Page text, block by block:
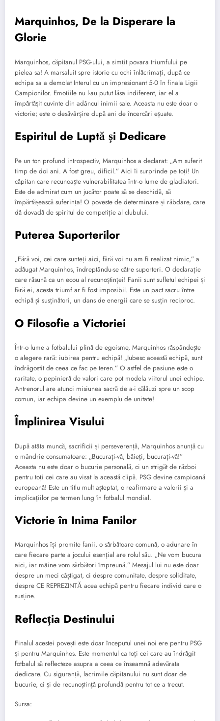
Marquinhos, De la Disperare la
Glorie
Marquinhos, căpitanul PSG-ului, a simțit povara triumfului pe
pielea sa! A marsaluit spre istorie cu ochi înlăcrimați, după ce
echipa sa a demolat Interul cu un impresionant 5-0 în finala Ligii
Campionilor. Emoțiile nu l-au putut lăsa indiferent, iar el a
împărtășit cuvinte din adâncul inimii sale. Aceasta nu este doar o
victorie; este o desăvârșire după ani de încercări eșuate.
Espiritul de Luptă și Dedicare
Pe un ton profund introspectiv, Marquinhos a declarat: „Am suferit
timp de doi ani. A fost greu, dificil.” Aici îi surprinde pe toți! Un
căpitan care recunoaște vulnerabilitatea într-o lume de gladiatori.
Este de admirat cum un jucător poate să se deschidă, să
împărtășească suferința! O poveste de determinare și răbdare, care
dă dovadă de spiritul de competiție al clubului.
Puterea Suporterilor
„Fără voi, cei care sunteți aici, fără voi nu am fi realizat nimic,” a
adăugat Marquinhos, îndreptându-se către suporteri. O declarație
care răsună ca un ecou al recunoștinței! Fanii sunt sufletul echipei și
fără ei, acesta triumf ar fi fost imposibil. Este un pact sacru între
echipă și susținători, un dans de energii care se susțin reciproc.
O Filosofie a Victoriei
Într-o lume a fotbalului plină de egoisme, Marquinhos răspândește
o alegere rară: iubirea pentru echipă! „Iubesc această echipă, sunt
îndrăgostit de ceea ce fac pe teren.” O astfel de pasiune este o
raritate, o pepinieră de valori care pot modela viitorul unei echipe.
Antrenorul are atunci misiunea sacră de a-i călăuzi spre un scop
comun, iar echipa devine un exemplu de unitate!
Împlinirea Visului
După atâta muncă, sacrificii și perseverență, Marquinhos anunță cu
o mândrie consumatoare: „Bucurați-vă, băieți, bucurați-vă!”
Aceasta nu este doar o bucurie personală, ci un strigăt de război
pentru toți cei care au visat la această clipă. PSG devine campioană
europeană! Este un titlu mult așteptat, o reafirmare a valorii și a
implicațiilor pe termen lung în fotbalul mondial.
Victorie în Inima Fanilor
Marquinhos își promite fanii, o sărbătoare comună, o adunare în
care fiecare parte a jocului esențial are rolul său. „Ne vom bucura
aici, iar mâine vom sărbători împreună.” Mesajul lui nu este doar
despre un meci câștigat, ci despre comunitate, despre soliditate,
despre CE REPREZINTĂ acea echipă pentru fiecare individ care o
susține.
Reflecția Destinului
Finalul acestei povești este doar începutul unei noi ere pentru PSG
și pentru Marquinhos. Este momentul ca toți cei care au îndrăgit
fotbalul să reflecteze asupra a ceea ce înseamnă adevărata
dedicare. Cu siguranță, lacrimile căpitanului nu sunt doar de
bucurie, ci și de recunoștință profundă pentru tot ce a trecut.
Sursa: